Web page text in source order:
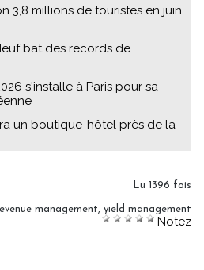
3,8 millions de touristes en juin
bat des records de
s'installe à Paris pour sa
un boutique-hôtel près de la
Lu 1396 fois
management yield management
Notez